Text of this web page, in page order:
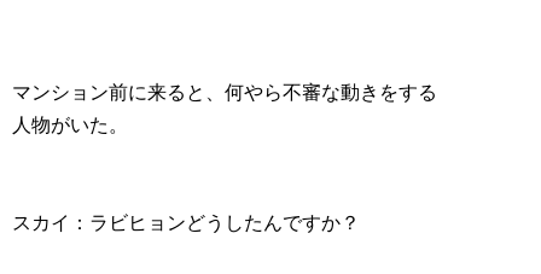
マンション前に来ると、何やら不審な動きをする
人物がいた。
スカイ：ラビヒョンどうしたんですか？